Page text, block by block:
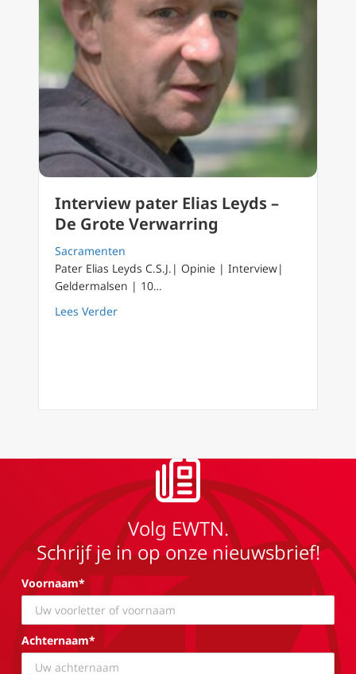
Interview pater Elias Leyds –
De Grote Verwarring
Sacramenten
Pater Elias Leyds C.S.J.| Opinie | Interview|
Geldermalsen | 10…
Lees Verderabout Interview pater Elias Leyds – De
Volg EWTN.
Schrijf je in op onze nieuwsbrief!
Voornaam*
Achternaam*